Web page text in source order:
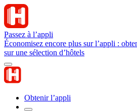
Passez à l’appli
Économisez encore plus sur l’appli :
sur une sélection d’hôtels
Obtenir l’appli